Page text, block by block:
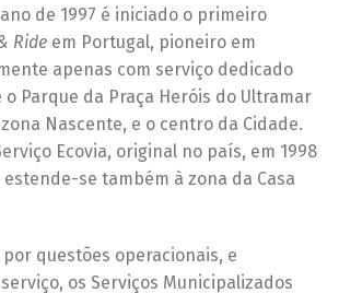
de 1997 é iniciado o primeiro
Ride em Portugal, pioneiro em
apenas com serviço dedicado
Parque da Praça Heróis do Ultramar
Nascente, e o centro da Cidade.
Ecovia, original no país, em 1998
estende-se também à zona da Casa
questões operacionais, e
os Serviços Municipalizados